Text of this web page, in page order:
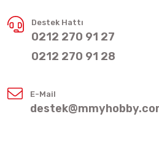
Destek Hattı
0212 270 91 27
0212 270 91 28
E-Mail